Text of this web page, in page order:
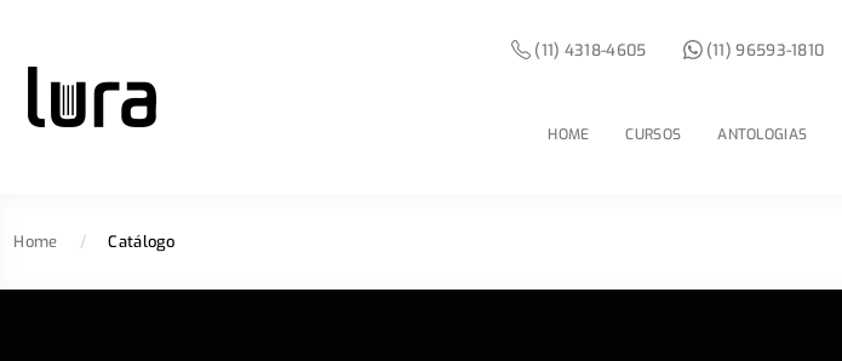
HOME CURSOS ANTOLOGIAS
(11) 4318-4605 (11) 96593-1810
Home / Catálogo